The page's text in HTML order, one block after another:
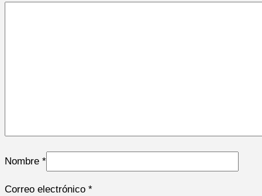
Nombre *
Correo electrónico *